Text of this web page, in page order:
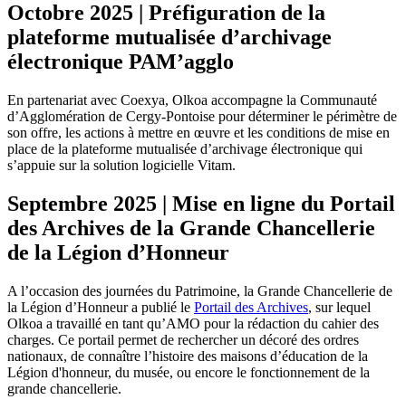
Octobre 2025 | Préfiguration de la
plateforme mutualisée d’archivage
électronique PAM’agglo
En partenariat avec Coexya, Olkoa accompagne la Communauté
d’Agglomération de Cergy-Pontoise pour déterminer le périmètre de
son offre, les actions à mettre en œuvre et les conditions de mise en
place de la plateforme mutualisée d’archivage électronique qui
s’appuie sur la solution logicielle Vitam.
Septembre 2025 | Mise en ligne du Portail
des Archives de la Grande Chancellerie
de la Légion d’Honneur
A l’occasion des journées du Patrimoine, la Grande Chancellerie de
la Légion d’Honneur a publié le Portail des Archives, sur lequel
Olkoa a travaillé en tant qu’AMO pour la rédaction du cahier des
charges. Ce portail permet de rechercher un décoré des ordres
nationaux, de connaître l’histoire des maisons d’éducation de la
Légion d'honneur, du musée, ou encore le fonctionnement de la
grande chancellerie.